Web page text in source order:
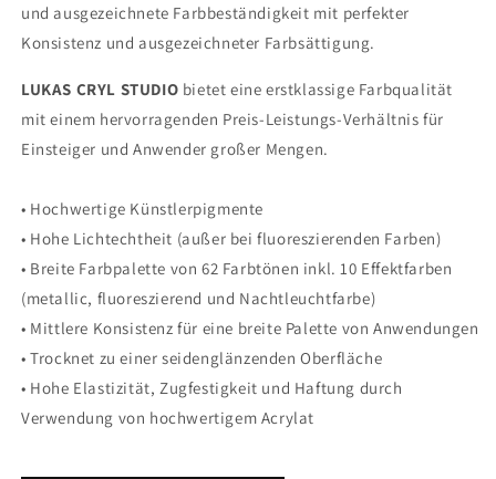
und ausgezeichnete Farbbeständigkeit mit perfekter
Konsistenz und ausgezeichneter Farbsättigung.
LUKAS CRYL STUDIO bietet eine erstklassige Farbqualität
mit einem hervorragenden Preis-Leistungs-Verhältnis für
Einsteiger und Anwender großer Mengen.
• Hochwertige Künstlerpigmente
• Hohe Lichtechtheit (außer bei fluoreszierenden Farben)
• Breite Farbpalette von 62 Farbtönen inkl. 10 Effektfarben
(metallic, fluoreszierend und Nachtleuchtfarbe)
• Mittlere Konsistenz für eine breite Palette von Anwendungen
• Trocknet zu einer seidenglänzenden Oberfläche
• Hohe Elastizität, Zugfestigkeit und Haftung durch
Verwendung von hochwertigem Acrylat